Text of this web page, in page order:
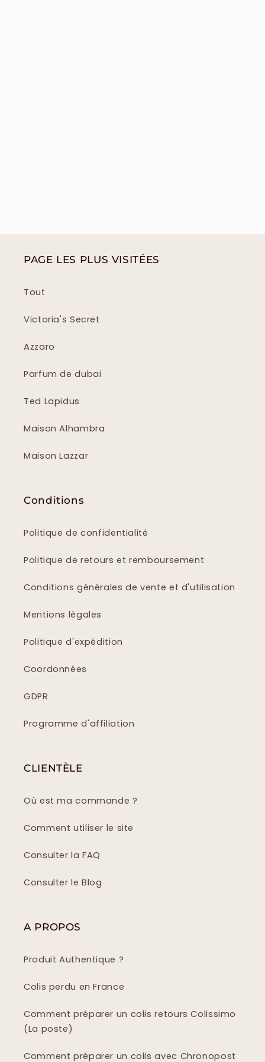
PAGE LES PLUS VISITÉES
Tout
Victoria's Secret
Azzaro
Parfum de dubai
Ted Lapidus
Maison Alhambra
Maison Lazzar
Conditions
Politique de confidentialité
Politique de retours et remboursement
Conditions générales de vente et d'utilisation
Mentions légales
Politique d'expédition
Coordonnées
GDPR
Programme d'affiliation
CLIENTÈLE
Où est ma commande ?
Comment utiliser le site
Consulter la FAQ
Consulter le Blog
A PROPOS
Produit Authentique ?
Colis perdu en France
Comment préparer un colis retours Colissimo
(La poste)
Comment préparer un colis avec Chronopost